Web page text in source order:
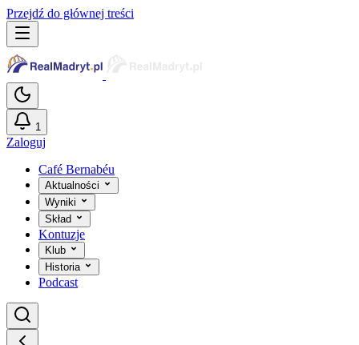
Przejdź do głównej treści
1
Zaloguj
Café Bernabéu
Aktualności
Wyniki
Skład
Kontuzje
Klub
Historia
Podcast